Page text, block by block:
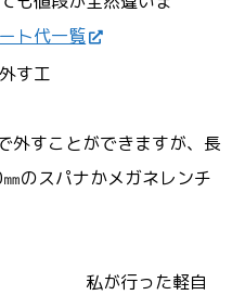
ト代一覧
す工
ことができますが、長
のスパナかメガネレンチ
）
た軽自